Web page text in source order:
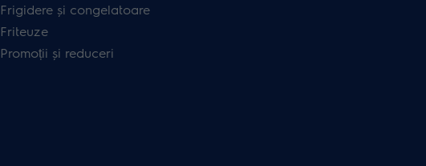
Frigidere și congelatoare
Friteuze
Promoții și reduceri